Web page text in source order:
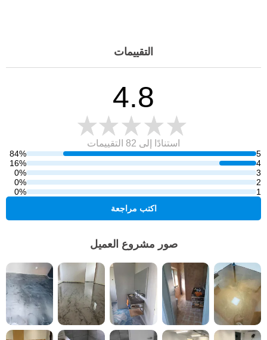
التقييمات
5
84%
4
16%
3
0%
2
0%
1
0%
4.8
استنادًا إلى 82 التقييمات
اكتب مراجعة
صور مشروع العميل